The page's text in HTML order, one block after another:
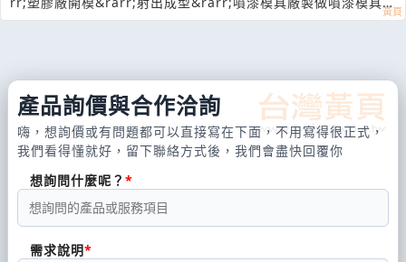
rarr;噴漆廠加工組立&rarr;電子公司組裝完成一項產品。
產品詢價與合作洽詢
嗨，想詢價或有問題都可以直接寫在下面，不用寫得很正式，
我們看得懂就好，留下聯絡方式後，我們會盡快回覆你
想詢問什麼呢？
需求說明